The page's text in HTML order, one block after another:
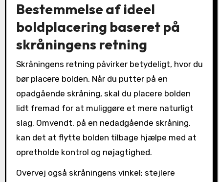
Bestemmelse af ideel
boldplacering baseret på
skråningens retning
Skråningens retning påvirker betydeligt, hvor du
bør placere bolden. Når du putter på en
opadgående skråning, skal du placere bolden
lidt fremad for at muliggøre et mere naturligt
slag. Omvendt, på en nedadgående skråning,
kan det at flytte bolden tilbage hjælpe med at
opretholde kontrol og nøjagtighed.
Overvej også skråningens vinkel; stejlere